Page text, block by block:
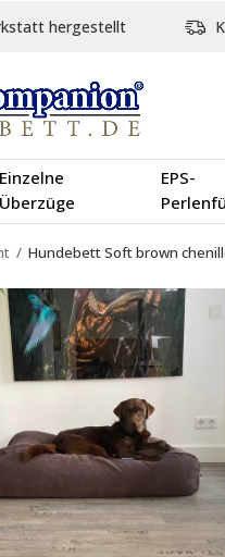
Einzelne
Überzüge
EPS-
hergestellt
Hundebett Soft brown